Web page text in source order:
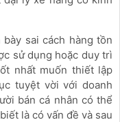
sai cách hàng tồn
sử dụng hoặc duy trì
nhất muốn thiết lập
tuyệt vời với doanh
bán cá nhân có thể
là có vấn đề và sau